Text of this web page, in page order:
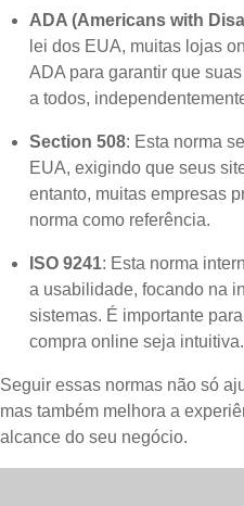
ADA (Americans with
lei dos EUA, muitas lojas
ADA para garantir que
a todos,
Section 508: Esta norma
EUA, exigindo que seus
entanto, muitas empresas
norma como referência.
ISO 9241: Esta norma
a usabilidade, focando na
sistemas. É importante
compra online seja intuitiva.
Seguir essas normas não só
mas também melhora a
alcance do seu negócio.